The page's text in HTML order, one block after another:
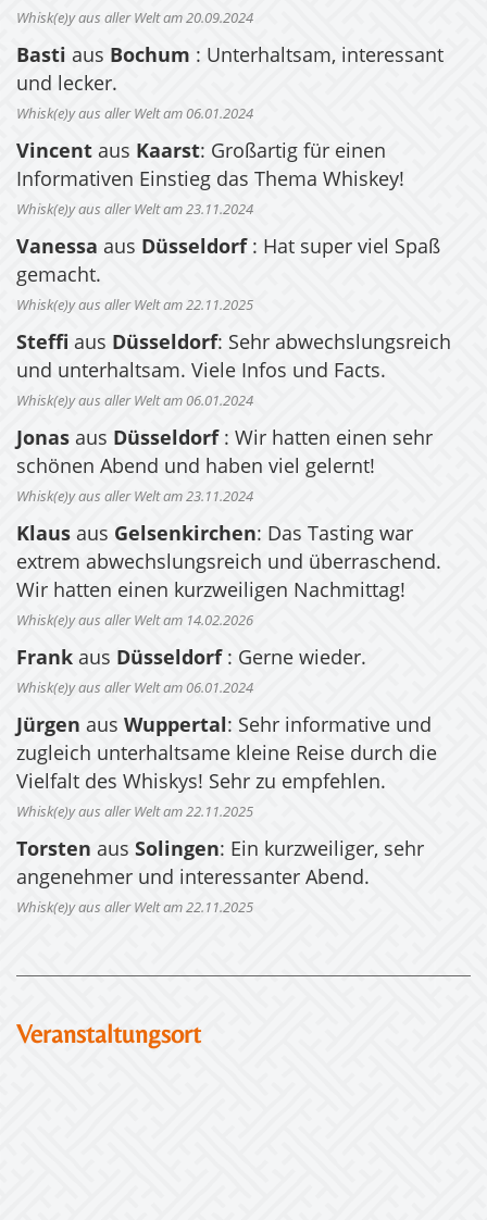
Whisk(e)y aus aller Welt am 20.09.2024
Basti aus Bochum : Unterhaltsam, interessant
und lecker.
Whisk(e)y aus aller Welt am 06.01.2024
Vincent aus Kaarst: Großartig für einen
Informativen Einstieg das Thema Whiskey!
Whisk(e)y aus aller Welt am 23.11.2024
Vanessa aus Düsseldorf : Hat super viel Spaß
gemacht.
Whisk(e)y aus aller Welt am 22.11.2025
Steffi aus Düsseldorf: Sehr abwechslungsreich
und unterhaltsam. Viele Infos und Facts.
Whisk(e)y aus aller Welt am 06.01.2024
Jonas aus Düsseldorf : Wir hatten einen sehr
schönen Abend und haben viel gelernt!
Whisk(e)y aus aller Welt am 23.11.2024
Klaus aus Gelsenkirchen: Das Tasting war
extrem abwechslungsreich und überraschend.
Wir hatten einen kurzweiligen Nachmittag!
Whisk(e)y aus aller Welt am 14.02.2026
Frank aus Düsseldorf : Gerne wieder.
Whisk(e)y aus aller Welt am 06.01.2024
Jürgen aus Wuppertal : Sehr informative und
zugleich unterhaltsame kleine Reise durch die
Vielfalt des Whiskys! Sehr zu empfehlen.
Whisk(e)y aus aller Welt am 22.11.2025
Torsten aus Solingen: Ein kurzweiliger, sehr
angenehmer und interessanter Abend.
Whisk(e)y aus aller Welt am 22.11.2025
Veranstaltungsort